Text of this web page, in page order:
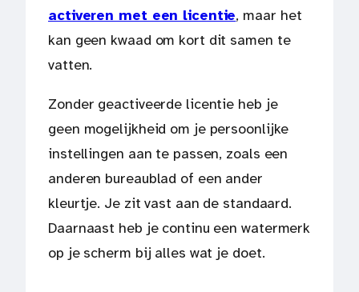
activeren met een licentie, maar het
kan geen kwaad om kort dit samen te
vatten.
Zonder geactiveerde licentie heb je
geen mogelijkheid om je persoonlijke
instellingen aan te passen, zoals een
anderen bureaublad of een ander
kleurtje. Je zit vast aan de standaard.
Daarnaast heb je continu een watermerk
op je scherm bij alles wat je doet.